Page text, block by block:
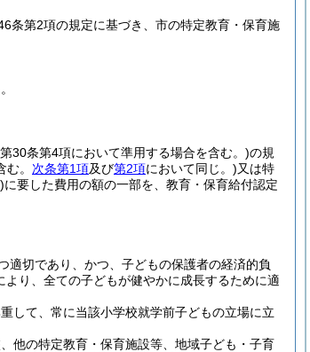
条第2項の規定に基づき、市の特定教育・保育施
30条第4項において準用する場合を含む。)の規
。 次条第1項及び第2項において同じ。)又は特
に要した費用の額の一部を、教育・保育給付認定
適切であり、かつ、子どもの保護者の経済的負
り、全ての子どもが健やかに成長するために適
して、常に当該小学校就学前子どもの立場に立
他の特定教育・保育施設等、地域子ども・子育